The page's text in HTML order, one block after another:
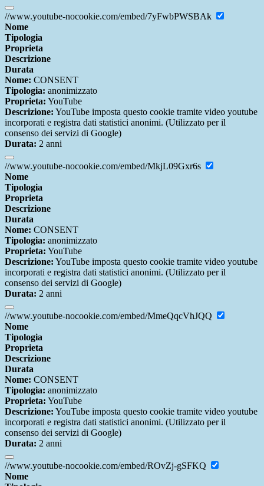
//www.youtube-nocookie.com/embed/7yFwbPWSBAk
Nome
Tipologia
Proprieta
Descrizione
Durata
Nome: CONSENT
Tipologia: anonimizzato
Proprieta: YouTube
Descrizione: YouTube imposta questo cookie tramite video youtube
incorporati e registra dati statistici anonimi. (Utilizzato per il
consenso dei servizi di Google)
Durata: 2 anni
//www.youtube-nocookie.com/embed/MkjL09Gxr6s
Nome
Tipologia
Proprieta
Descrizione
Durata
Nome: CONSENT
Tipologia: anonimizzato
Proprieta: YouTube
Descrizione: YouTube imposta questo cookie tramite video youtube
incorporati e registra dati statistici anonimi. (Utilizzato per il
consenso dei servizi di Google)
Durata: 2 anni
//www.youtube-nocookie.com/embed/MmeQqcVhJQQ
Nome
Tipologia
Proprieta
Descrizione
Durata
Nome: CONSENT
Tipologia: anonimizzato
Proprieta: YouTube
Descrizione: YouTube imposta questo cookie tramite video youtube
incorporati e registra dati statistici anonimi. (Utilizzato per il
consenso dei servizi di Google)
Durata: 2 anni
//www.youtube-nocookie.com/embed/ROvZj-gSFKQ
Nome